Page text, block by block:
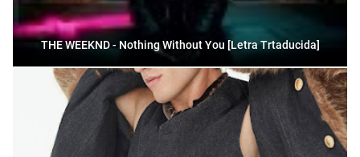
THE WEEKND - Nothing Without You [Letra Trtaducida]